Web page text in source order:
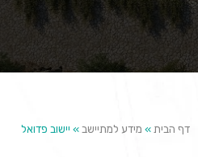
דף הבית»מידע למתיישב»יישוב פדואל